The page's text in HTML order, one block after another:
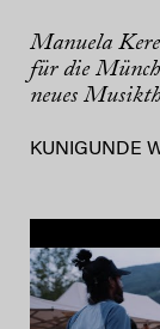
Manuela
für die
neues
KUNIGUNDE